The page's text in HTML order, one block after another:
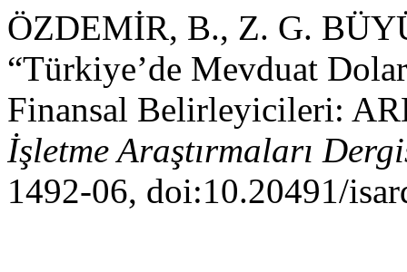
ÖZDEMİR, B., Z. G.
“Türkiye’de Mevduat
Finansal Belirleyicileri:
İşletme Araştırmaları
1492-06, doi:10.20491/